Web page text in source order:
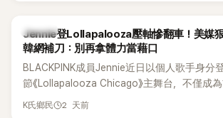
K-POP
Jennie登Lollapalooza壓軸慘翻車！美媒狠
韓網補刀：別再拿體力當藉口
BLACKPINK成員Jennie近日以個人歌手身分
節《Lollapalooza Chicago》主舞台，不僅成
節Headliner（壓軸主秀）的K-POP女SOLO歌
K氏鄉民 2 天前